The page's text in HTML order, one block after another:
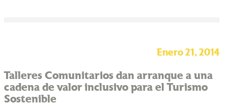
Enero 21, 2014
Talleres Comunitarios dan arranque a una
cadena de valor inclusivo para el Turismo
Sostenible